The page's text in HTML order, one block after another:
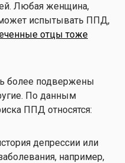
Любая женщина,
может испытывать ППД,
отцы тоже
более подвержены
По данным
ППД относятся:
депрессии или
например,